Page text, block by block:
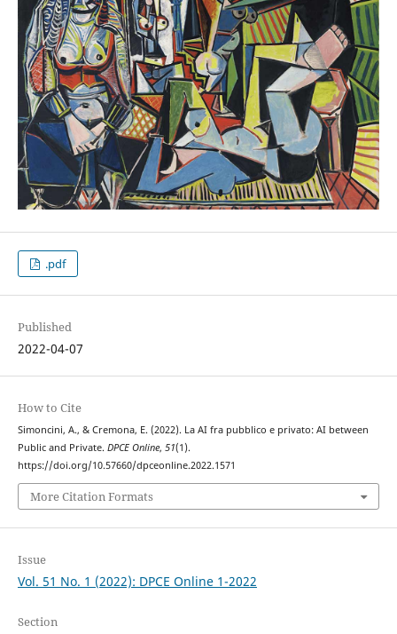
.pdf
Published
2022-04-07
How to Cite
Simoncini, A., & Cremona, E. (2022). La AI fra pubblico e privato: AI between
Public and Private. DPCE Online, 51(1).
https://doi.org/10.57660/dpceonline.2022.1571
More Citation Formats
Issue
Vol. 51 No. 1 (2022): DPCE Online 1-2022
Section